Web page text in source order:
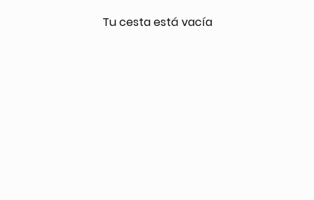
Tu cesta está vacía